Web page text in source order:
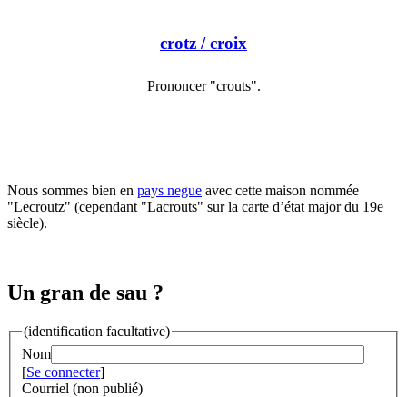
crotz / croix
Prononcer "crouts".
Nous sommes bien en pays negue avec cette maison nommée
"Lecroutz" (cependant "Lacrouts" sur la carte d’état major du 19e
siècle).
Un gran de sau ?
(identification facultative)
Nom
[Se connecter]
Courriel (non publié)